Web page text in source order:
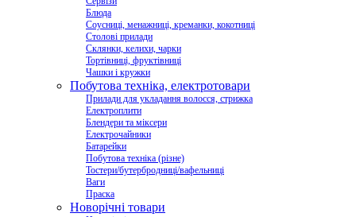
Блюда
Соусниці, менажниці, креманки, кокотниці
Столові прилади
Склянки, келихи, чарки
Тортівниці, фруктівниці
Чашки і кружки
Побутова техніка, електротовари
Прилади для укладання волосся, стрижка
Електроплити
Блендери та міксери
Електрочайники
Батарейки
Побутова техніка (різне)
Тостери/бутербродниці/вафельниці
Ваги
Праска
Новорічні товари